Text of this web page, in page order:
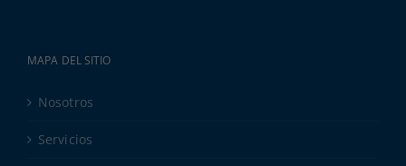
MAPA DEL SITIO
Nosotros
Servicios